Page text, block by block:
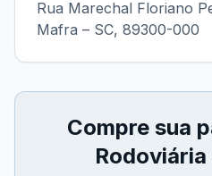
Rua Marechal Floriano
Mafra – SC, 89300-000
Compre sua